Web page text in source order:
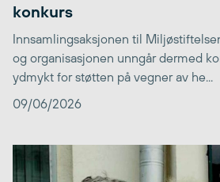
konkurs
Innsamlingsaksjonen til
og organisasjonen unngår dermed
ydmykt for støtten på vegner av he...
09/06/2026